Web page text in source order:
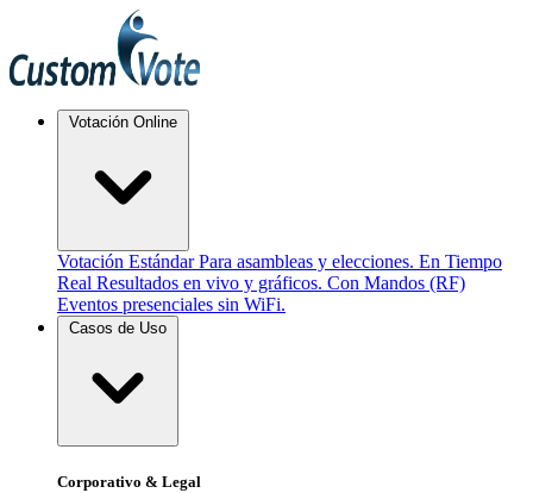
Votación Online
Votación Estándar Para asambleas y elecciones. En Tiempo
Real Resultados en vivo y gráficos. Con Mandos (RF)
Eventos presenciales sin WiFi.
Casos de Uso
Corporativo & Legal